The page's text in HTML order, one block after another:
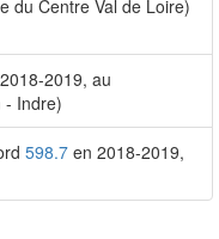
du Centre Val de Loire)
2019, au
- Indre)
598.7 en 2018-2019,